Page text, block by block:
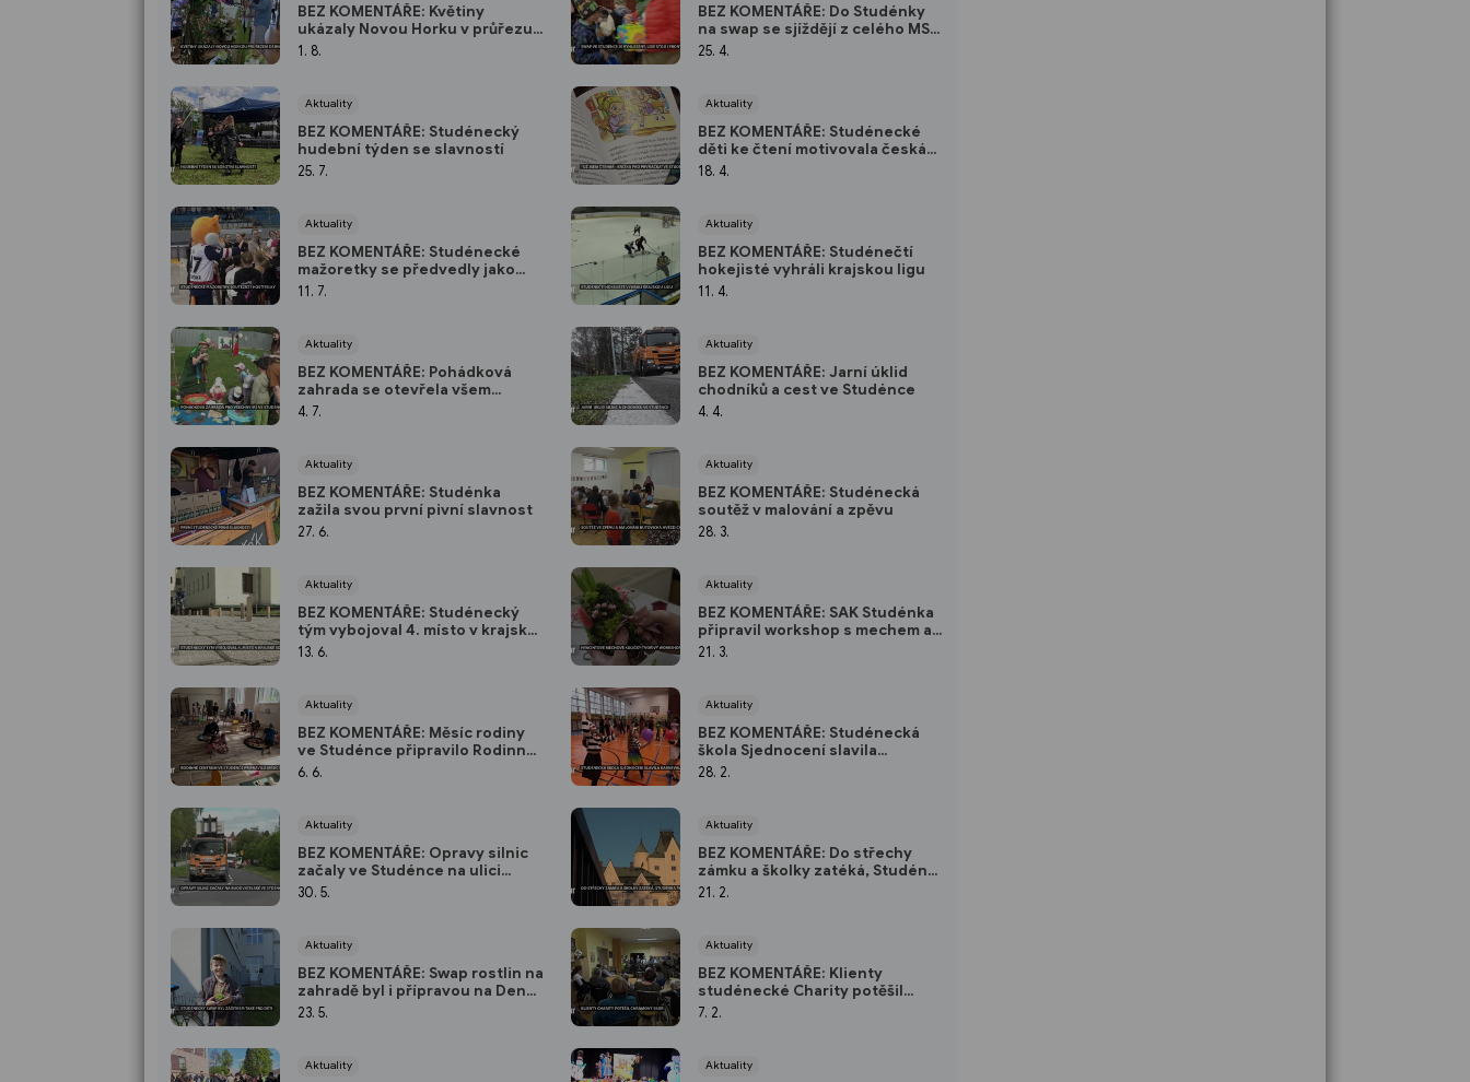
BEZ KOMENTÁŘE: Květiny
ukázaly Novou Horku v průřezu
dějin
1. 8.
Aktuality
BEZ KOMENTÁŘE: Studénecký
hudební týden se slavností
25. 7.
Aktuality
BEZ KOMENTÁŘE: Studénecké
mažoretky se předvedly jako
soutěžící i hostitelky
11. 7.
Aktuality
BEZ KOMENTÁŘE: Pohádková
zahrada se otevřela všem
mateřinkám ve Studénce
4. 7.
Aktuality
BEZ KOMENTÁŘE: Studénka
zažila svou první pivní slavnost
27. 6.
Aktuality
BEZ KOMENTÁŘE: Studénecký
tým vybojoval 4. místo v krajské
soutěži
13. 6.
Aktuality
BEZ KOMENTÁŘE: Měsíc rodiny
ve Studénce připravilo Rodinné
centrum
6. 6.
Aktuality
BEZ KOMENTÁŘE: Opravy silnic
začaly ve Studénce na ulici
Budovatelské
30. 5.
Aktuality
BEZ KOMENTÁŘE: Swap rostlin na
zahradě byl i přípravou na Den
matek
23. 5.
Aktuality
BEZ KOMENTÁŘE: Do Studénky
na swap se sjíždějí z celého MS
kraje
25. 4.
Aktuality
BEZ KOMENTÁŘE: Studénecké
děti ke čtení motivovala česká
rekordmanka dětských knížek
18. 4.
Aktuality
BEZ KOMENTÁŘE: Studénečtí
hokejisté vyhráli krajskou ligu
11. 4.
Aktuality
BEZ KOMENTÁŘE: Jarní úklid
chodníků a cest ve Studénce
4. 4.
Aktuality
BEZ KOMENTÁŘE: Studénecká
soutěž v malování a zpěvu
28. 3.
Aktuality
BEZ KOMENTÁŘE: SAK Studénka
připravil workshop s mechem a
hyacintovou cibulkou
21. 3.
Aktuality
BEZ KOMENTÁŘE: Studénecká
škola Sjednocení slavila
karnevalem
28. 2.
Aktuality
BEZ KOMENTÁŘE: Do střechy
zámku a školky zatéká, Studénka
řeší situaci
21. 2.
Aktuality
BEZ KOMENTÁŘE: Klienty
studénecké Charity potěšil
chrámový sbor
7. 2.
Aktuality